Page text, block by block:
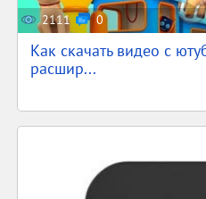
2111 0
Как скачать видео с
расшир...